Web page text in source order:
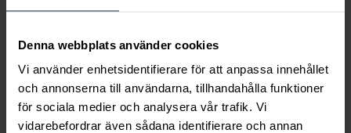
Denna webbplats använder cookies
Vi använder enhetsidentifierare för att anpassa innehållet
och annonserna till användarna, tillhandahålla funktioner
för sociala medier och analysera vår trafik. Vi
vidarebefordrar även sådana identifierare och annan
Andra köpte också